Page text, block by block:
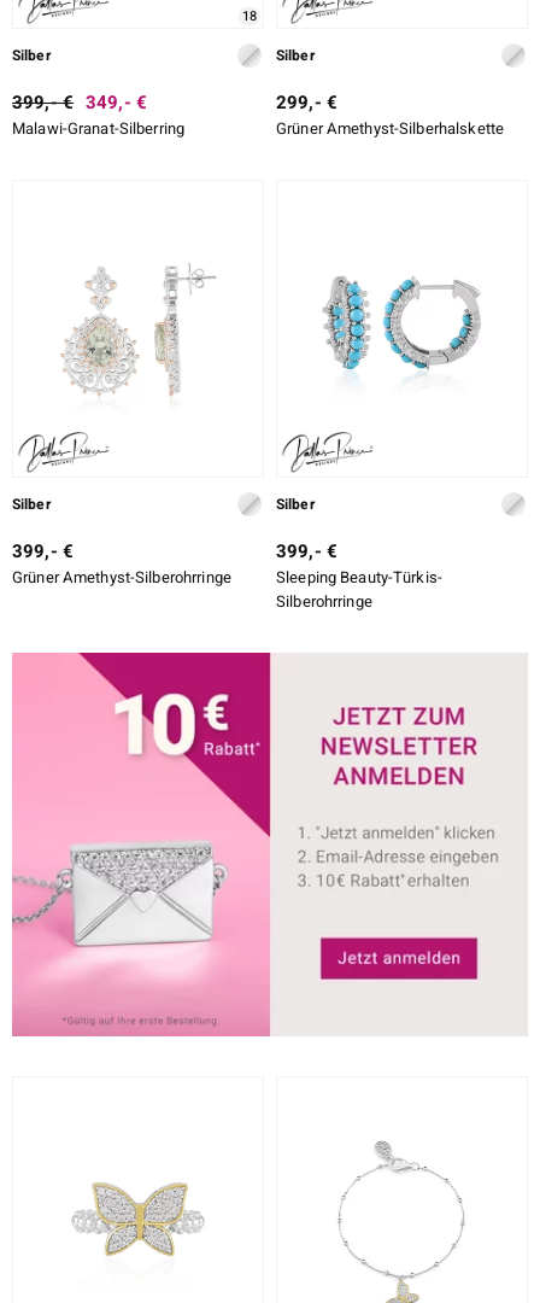
18
Silber
399,- € 349,- €
Malawi-Granat-Silberring
Silber
299,- €
Grüner Amethyst-Silberhalskette
Silber
399,- €
Grüner Amethyst-Silberohrringe
Silber
399,- €
Sleeping Beauty-Türkis-
Silberohrringe